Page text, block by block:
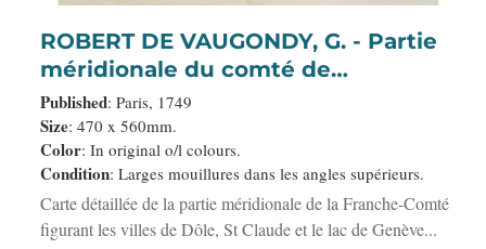
ROBERT DE VAUGONDY, G. - Partie
méridionale du comté de
Bourgogne ou Franche-Comté. . .
Published: Paris, 1749
Size: 470 x 560mm.
Color: In original o/l colours.
Condition: Larges mouillures dans les angles supérieurs.
Carte détaillée de la partie méridionale de la Franche-Comté
figurant les villes de Dôle, St Claude et le lac de Genève...